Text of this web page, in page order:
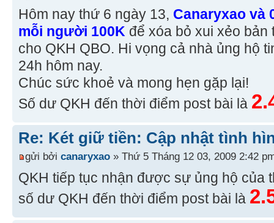
Hôm nay thứ 6 ngày 13, Canaryxao và
mỗi người 100K để xóa bỏ xui xẻo bản
cho QKH QBO. Hi vọng cả nhà ủng hộ
24h hôm nay.
Chúc sức khoẻ và mong hẹn gặp lại!
Số dư QKH đến thời điểm post bài là
Re: Két giữ tiền: Cập nhật tình
gửi bởi canaryxao » Thứ 5 Tháng 12 03, 2009 2:42
QKH tiếp tục nhận được sự ủng hộ của
số dư QKH đến thời điểm post bài là